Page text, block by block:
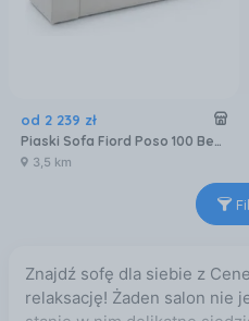
od 2 239 zł
Piaski Sofa Fiord Poso 100 Beżowa 2.02x2.02m
3,5 km
Znajdź sofę dla siebie z
relaksację! Żaden salon nie